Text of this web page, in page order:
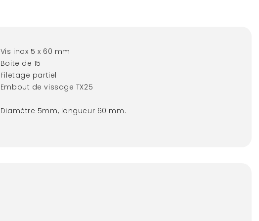
Vis inox 5 x 60 mm
Boite de 15
Filetage partiel
Embout de vissage TX25
Diamètre 5mm, longueur 60 mm.